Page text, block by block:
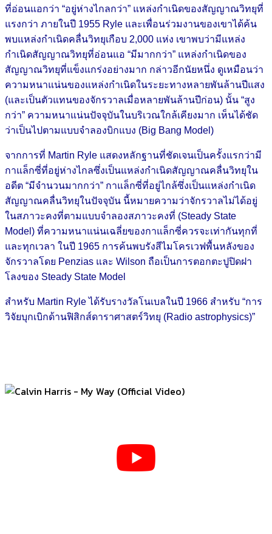
ที่อ่อนแอกว่า “อยู่ห่างไกลกว่า” แหล่งกำเนิดของสัญญาณวิทยุที่
แรงกว่า ภายในปี 1955 Ryle และเพื่อนร่วมงานของเขาได้ค้น
พบแหล่งกำเนิดคลื่นวิทยุเกือบ 2,000 แห่ง เขาพบว่ามีแหล่ง
กำเนิดสัญญาณวิทยุที่อ่อนแอ “มีมากกว่า” แหล่งกำเนิดของ
สัญญาณวิทยุที่แข็งแกร่งอย่างมาก กล่าวอีกนัยหนึ่ง ดูเหมือนว่า
ความหนาแน่นของแหล่งกำเนิดในระยะทางหลายพันล้านปีแสง
(และเป็นตัวแทนของจักรวาลเมื่อหลายพันล้านปีก่อน) นั้น “สูง
กว่า” ความหนาแน่นปัจจุบันในบริเวณใกล้เคียงมาก เห็นได้ชัด
ว่าเป็นไปตามแบบจำลองบิกแบง (Big Bang Model)
จากการที่ Martin Ryle แสดงหลักฐานที่ชัดเจนเป็นครั้งแรกว่ามี
กาแล็กซี่ที่อยู่ห่างไกลซึ่งเป็นแหล่งกำเนิดสัญญาณคลื่นวิทยุใน
อดีต “มีจำนวนมากกว่า” กาแล็กซี่ที่อยู่ไกล้ซึ่งเป็นแหล่งกำเนิด
สัญญาณคลื่นวิทยุในปัจจุบัน นี้หมายความว่าจักรวาลไม่ได้อยู่
ในสภาวะคงที่ตามแบบจำลองสภาวะคงที่ (Steady State
Model) ที่ความหนาแน่นเฉลี่ยของกาแล็กซี่ควรจะเท่ากันทุกที่
และทุกเวลา ในปี 1965 การค้นพบรังสีไมโครเวฟพื้นหลังของ
จักรวาลโดย Penzias และ Wilson ถือเป็นการตอกตะปูปิดฝา
โลงของ Steady State Model
สำหรับ Martin Ryle ได้รับรางวัลโนเบลในปี 1966 สำหรับ “การ
วิจัยบุกเบิกด้านฟิสิกส์ดาราศาสตร์วิทยุ (Radio astrophysics)”